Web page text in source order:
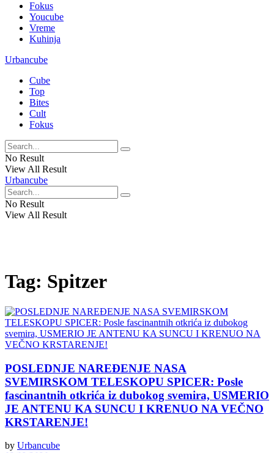
Fokus
Youcube
Vreme
Kuhinja
Urbancube
Cube
Top
Bites
Cult
Fokus
No Result
View All Result
Urbancube
No Result
View All Result
Tag: Spitzer
POSLEDNJE NAREĐENJE NASA
SVEMIRSKOM TELESKOPU SPICER: Posle
fascinantnih otkrića iz dubokog svemira, USMERIO
JE ANTENU KA SUNCU I KRENUO NA VEČNO
KRSTARENJE!
by Urbancube